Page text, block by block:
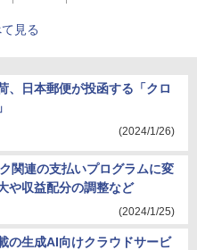
見る
トコム
、日本郵便が投函する「クロ
(2024/1/26)
関連の支払いプログラムに変
や収益配分の調整など
(2024/1/25)
の生成AI向けクラウドサービ